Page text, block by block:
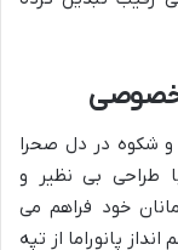
خصوصی
و شکوه در دل صحرا
طراحی بی نظیر و
خود فراهم می
پانوراما از تپه